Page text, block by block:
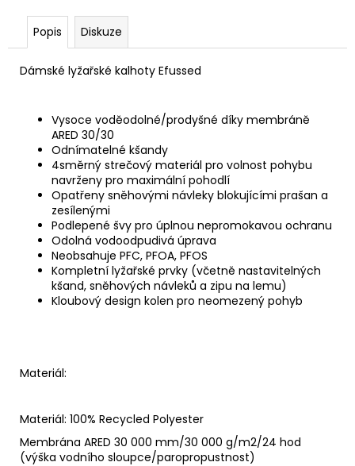
Popis Diskuze
Dámské lyžařské kalhoty Efussed
Vysoce voděodolné/prodyšné díky membráně
ARED 30/30
Odnímatelné kšandy
4směrný strečový materiál pro volnost pohybu
navrženy pro maximální pohodlí
Opatřeny sněhovými návleky blokujícími prašan a
zesílenými
Podlepené švy pro úplnou nepromokavou ochranu
Odolná vodoodpudivá úprava
Neobsahuje PFC, PFOA, PFOS
Kompletní lyžařské prvky (včetně nastavitelných
kšand, sněhových návleků a zipu na lemu)
Kloubový design kolen pro neomezený pohyb
Materiál:
Materiál: 100% Recycled Polyester
Membrána ARED 30 000 mm/30 000 g/m2/24 hod
(výška vodního sloupce/paropropustnost)